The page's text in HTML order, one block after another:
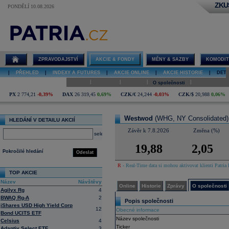
PONDĚLÍ 10.08.2026
Westwod
ZPRAVODAJSTVÍ AKCIE & FONDY MĚNY & SAZBY
PŘEHLED INDEXY A FUTURES AKCIE ONLINE AKCIE HISTORIE
O společnosti
PX 2 774,21 -0,39% DAX 26 319,45 0,69% CZK/€ 24,244 -0,03% CZK/$ 20,988 0,06%
HLEDÁNÍ V DETAILU AKCIÍ
select
Odeslat
Pokročilé hledání
TOP AKCIE
Název
Návštěvy
Agilyx Rg
4
BWAQ Rg-A
2
iShares USD High Yield Corp
Bond UCITS ETF
12
Celsius
4
Westwod (WHG, NY Consolidated)
Závěr k 7.8.2026 Změna (%)
19,88 2,05
R - Real-Time data si mohou aktivovat klienti
Online Historie Zprávy O společnosti
Popis společnosti
Obecné informace
Název společnosti
Ticker